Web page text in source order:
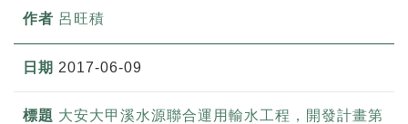
呂旺積
2017-06-09
大安大甲溪水源聯合運用輸水工程，開發計畫第